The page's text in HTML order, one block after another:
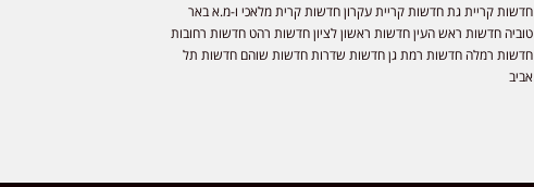
חדשות קריית גת חדשות קריית עקרון חדשות קרית מלאכי ו-מ.א באר
טוביה חדשות ראש העין חדשות ראשון לציון חדשות רהט חדשות רחובות
חדשות רמלה חדשות רמת גן חדשות שדרות חדשות שוהם חדשות תל
אביב